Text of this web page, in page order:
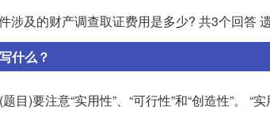
涉及的财产调查取证费用是多少? 共3个回答
什么？
目)要注意“实用性”、“可行性”和“创造性”。